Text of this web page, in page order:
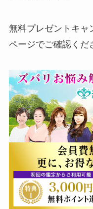
無料プレゼントキャ
ページでご確認くだ